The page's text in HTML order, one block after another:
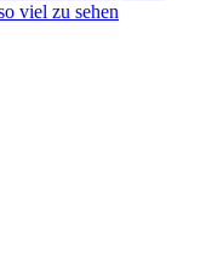
viel zu sehen